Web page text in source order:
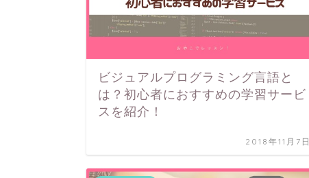
ビジュアルプログラミング言語と
は？初心者におすすめの学習サービ
スを紹介！
2018年11月7日